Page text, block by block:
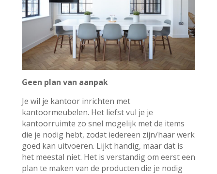
Geen plan van aanpak
Je wil je kantoor inrichten met
kantoormeubelen. Het liefst vul je je
kantoorruimte zo snel mogelijk met de items
die je nodig hebt, zodat iedereen zijn/haar werk
goed kan uitvoeren. Lijkt handig, maar dat is
het meestal niet. Het is verstandig om eerst een
plan te maken van de producten die je nodig